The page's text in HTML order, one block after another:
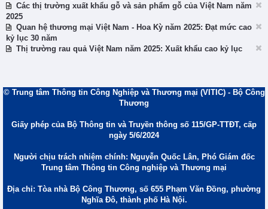
Các thị trường xuất khẩu gỗ và sản phẩm gỗ của Việt Nam năm
2025
Quan hệ thương mại Việt Nam - Hoa Kỳ năm 2025: Đạt mức cao
kỷ lục 30 năm
Thị trường rau quả Việt Nam năm 2025: Xuất khẩu cao kỷ lục
© Trung tâm Thông tin Công Nghiệp và Thương mại (VITIC) - Bộ Công
Thương
Giấy phép của Bộ Thông tin và Truyền thông số 115/GP-TTĐT, cấp
ngày 5/6/2024
Người chịu trách nhiệm chính: Nguyễn Quốc Lân, Phó Giám đốc
Trung tâm Thông tin Công nghiệp và Thương mại
Địa chỉ: Tòa nhà Bộ Công Thương, số 655 Phạm Văn Đồng, phường
Nghĩa Đô, thành phố Hà Nội.